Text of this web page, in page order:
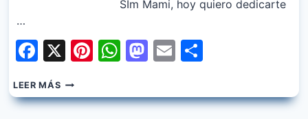
SIm Mami, hoy quiero dedicarte
…
Facebook
X Pinterest
WhatsApp
Mastodon
Email
LEER MÁSRELS
B
–